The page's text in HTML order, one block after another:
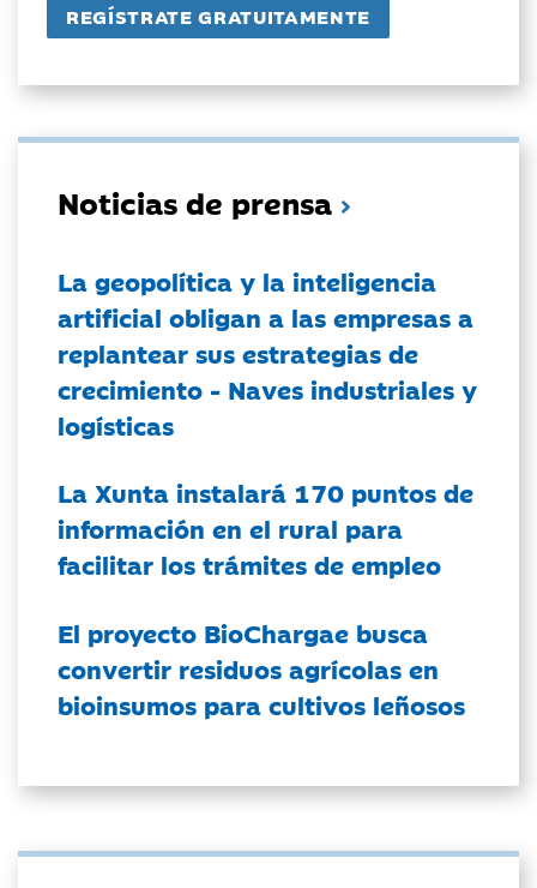
Noticias de prensa
La geopolítica y la inteligencia
artificial obligan a las empresas a
replantear sus estrategias de
crecimiento - Naves industriales y
logísticas
La Xunta instalará 170 puntos de
información en el rural para
facilitar los trámites de empleo
El proyecto BioChargae busca
convertir residuos agrícolas en
bioinsumos para cultivos leñosos